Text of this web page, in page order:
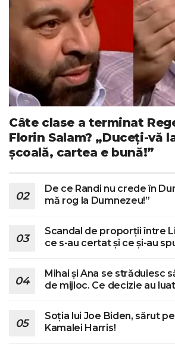
Câte clase a terminat
Florin Salam? „Duceți-vă
școală, cartea e bună!”
De ce Randi nu crede în
mă rog la Dumnezeu!”
Scandal de proporții între
ce s-au certat și ce și-au
Mihai și Ana se străduiesc
de mijloc. Ce decizie au
Soția lui Joe Biden, sărut
Kamalei Harris!